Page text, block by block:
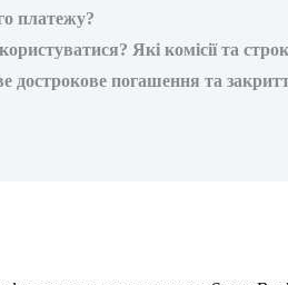
платежу?
Які комісії та
дострокове погашення та